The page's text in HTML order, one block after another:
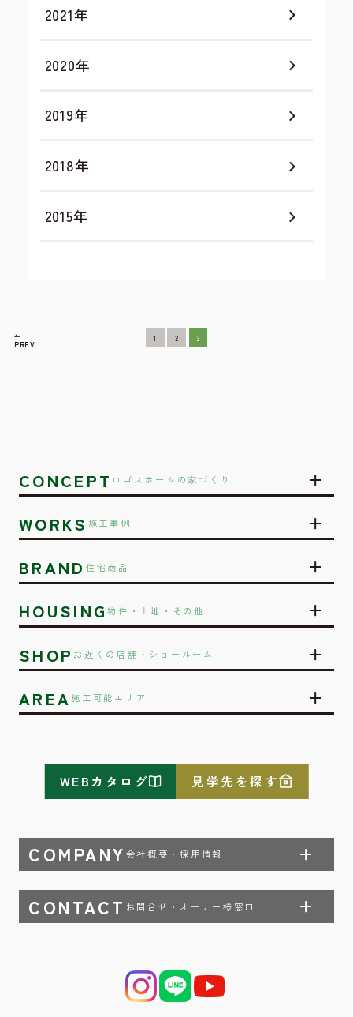
2021年
2020年
2019年
2018年
2015年
PREV
1 2 3
CONCEPT ロゴスホームの家づくり
WORKS 施工事例
BRAND 住宅商品
HOUSING物件・土地・その他
SHOP お近くの店舗・ショールーム
AREA施工可能エリア
COMPANY 会社概要・採用情報
CONTACT お問合せ・オーナー様窓口
WEBカタログ 見学先を探す